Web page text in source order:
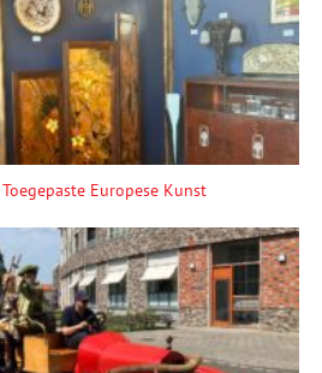
Europese Kunst